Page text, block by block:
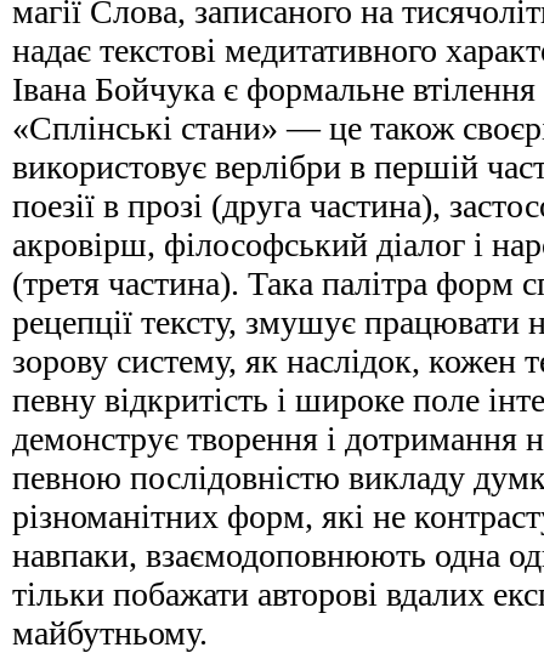
магії Слова, записаного на
надає текстові медитативного
Івана Бойчука є формальне
«Сплінські стани» — це також
використовує верлібри в першій
поезії в прозі (друга частина),
акровірш, філософський діалог і
(третя частина). Така палітра форм
рецепції тексту, змушує працювати
зорову систему, як наслідок, кожен
певну відкритість і широке поле
демонструє творення і дотримання
певною послідовністю викладу
різноманітних форм, які не
навпаки, взаємодоповнюють одна
тільки побажати авторові вдалих
майбутньому.